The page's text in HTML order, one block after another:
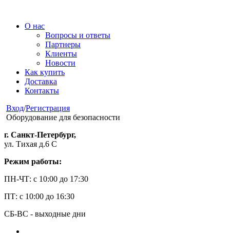
О нас
Вопросы и ответы
Партнеры
Клиенты
Новости
Как купить
Доставка
Контакты
Вход/Регистрация
Оборудование для безопасности
г. Санкт-Петербург,
ул. Тихая д.6 С
Режим работы:
ПН-ЧТ: с 10:00 до 17:30
ПТ: с 10:00 до 16:30
СБ-ВС - выходные дни